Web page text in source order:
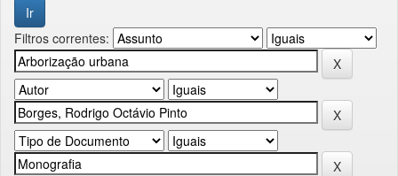
Filtros correntes: